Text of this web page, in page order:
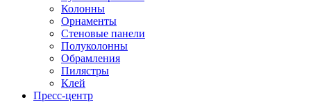
Колонны
Орнаменты
Стеновые панели
Полуколонны
Обрамления
Пилястры
Клей
Пресс-центр